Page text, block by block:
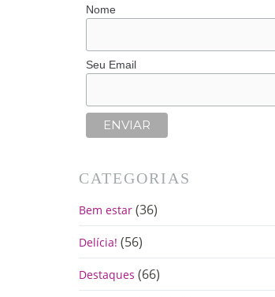
Nome
Seu Email
CATEGORIAS
Bem estar(36)
Delícia! (56)
Destaques (66)